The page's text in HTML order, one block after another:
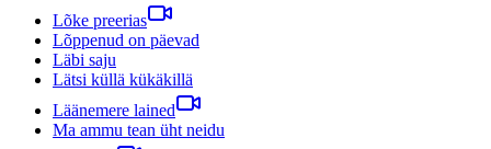
Lõke preerias
Lõppenud on päevad
Läbi saju
Lätsi küllä kükäkillä
Läänemere lained
Ma ammu tean üht neidu